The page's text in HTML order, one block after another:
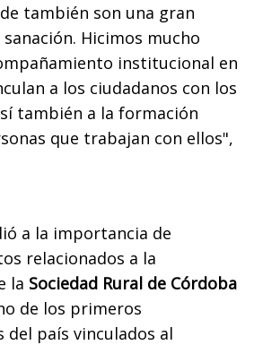
también son una gran
Hicimos mucho
institucional en
a los ciudadanos con los
también a la formación
que trabajan con ellos",
a la importancia de
relacionados a la
la Sociedad Rural de Córdoba
de los primeros
país vinculados al